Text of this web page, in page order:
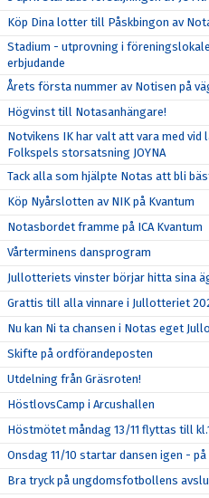
Köp Dina lotter till Påskbingon av
Stadium - utprovning i
erbjudande
Årets första nummer av Notisen på
Högvinst till Notasanhängare!
Notvikens IK har valt att vara med vid
Folkspels storsatsning JOYNA
Tack alla som hjälpte Notas att bli
Köp Nyårslotten av NIK på Kvantum
Notasbordet framme på ICA Kvantum
Vårterminens dansprogram
Jullotteriets vinster börjar hitta sina
Grattis till alla vinnare i Jullotteriet
Nu kan Ni ta chansen i Notas eget
Skifte på ordförandeposten
Utdelning från Gräsroten!
HöstlovsCamp i Arcushallen
Höstmötet måndag 13/11 flyttas till
Onsdag 11/10 startar dansen igen - på
Bra tryck på ungdomsfotbollens